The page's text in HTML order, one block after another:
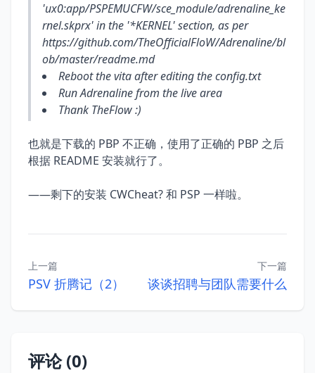
'ux0:app/PSPEMUCFW/sce_module/adrenaline_ke
rnel.skprx' in the '*KERNEL' section, as per
https://github.com/TheOfficialFloW/Adrenaline/bl
ob/master/readme.md
Reboot the vita after editing the config.txt
Run Adrenaline from the live area
Thank TheFlow :)
也就是下载的 PBP 不正确，使用了正确的 PBP 之后
根据 README 安装就行了。
——剩下的安装 CWCheat? 和 PSP 一样啦。
上一篇
PSV 折腾记（2）
下一篇
谈谈招聘与团队需要什么
评论 (0)